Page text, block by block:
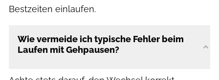
Bestzeiten einlaufen.
Wie vermeide ich typische Fehler beim
Laufen mit Gehpausen?